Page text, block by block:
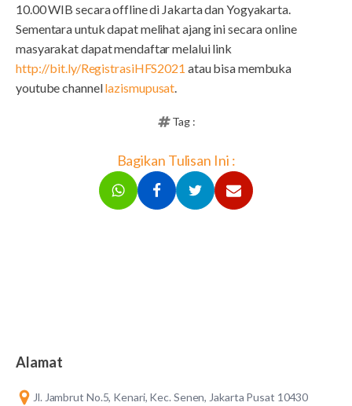
10.00 WIB secara offline di Jakarta dan Yogyakarta.
Sementara untuk dapat melihat ajang ini secara online
masyarakat dapat mendaftar melalui link
http://bit.ly/RegistrasiHFS2021 atau bisa membuka
youtube channellazismupusat.
Tag :
Bagikan Tulisan Ini :
Alamat
Jl. Jambrut No.5, Kenari, Kec. Senen, Jakarta Pusat 10430